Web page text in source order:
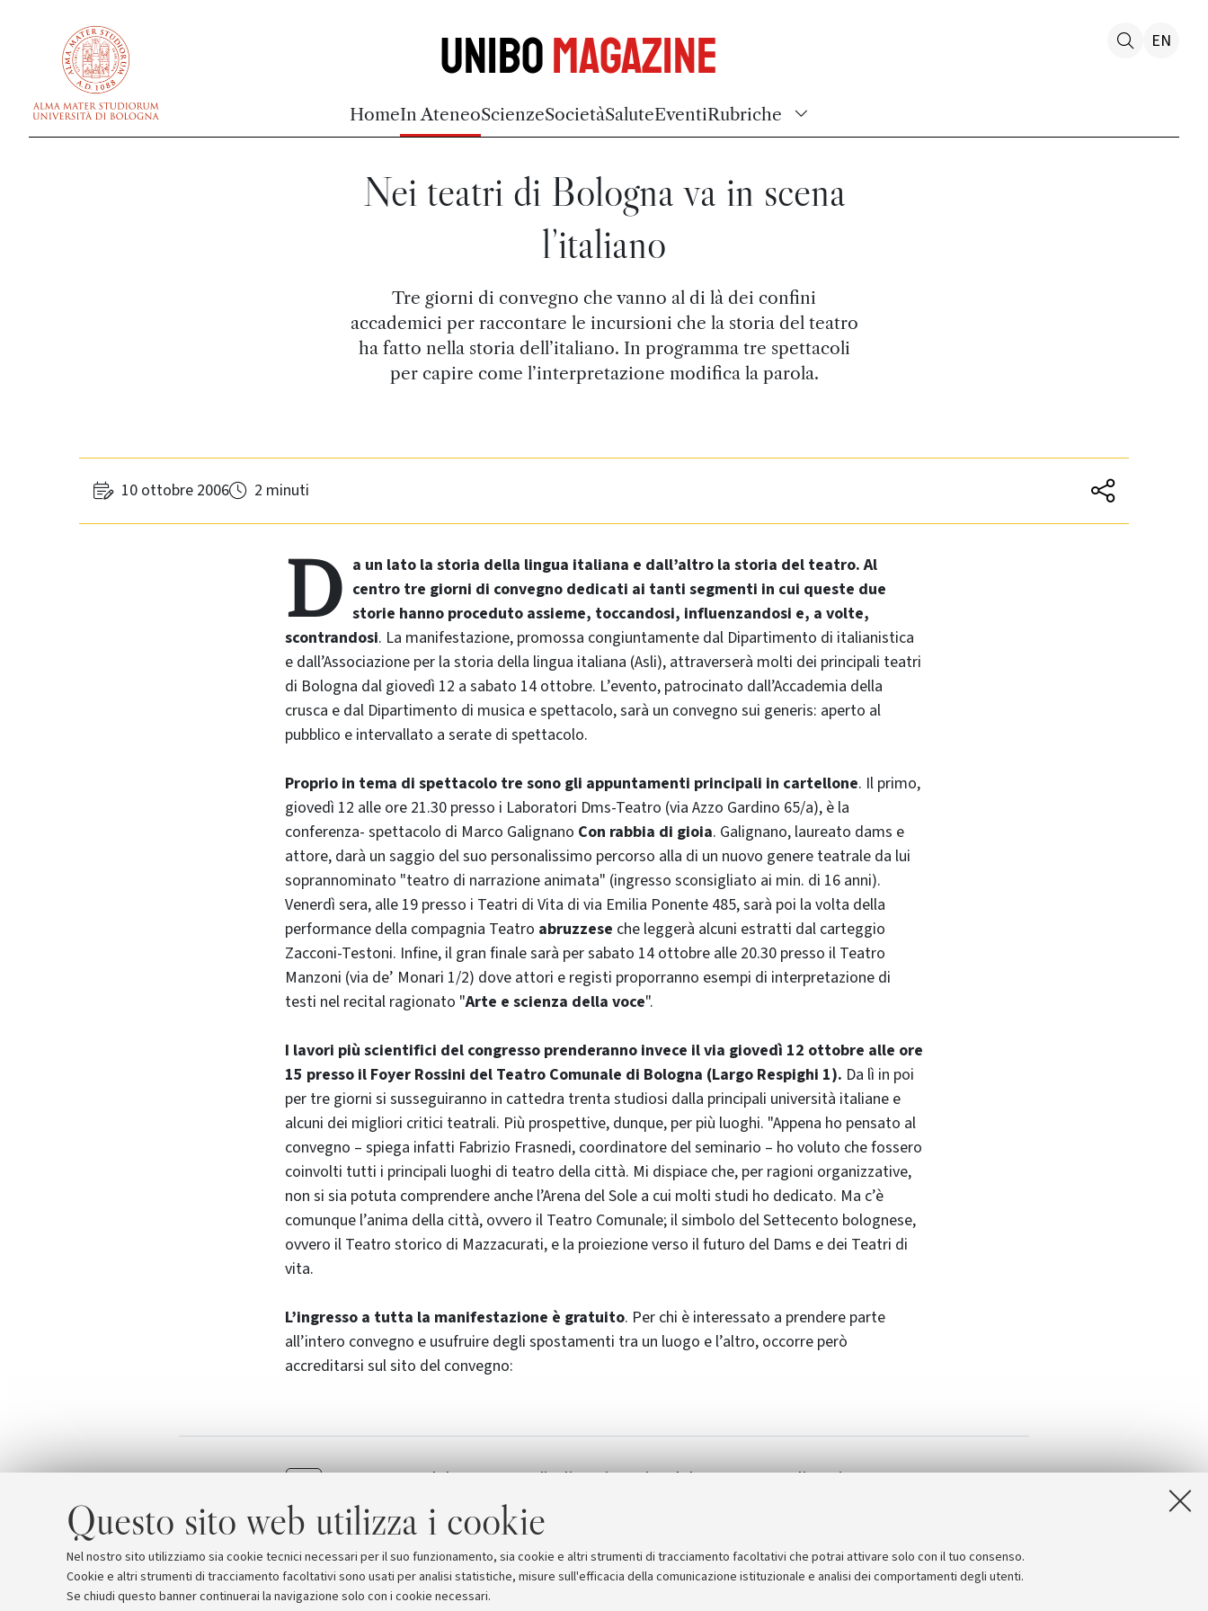
Questo sito web utilizza i cookie
Nel nostro sito utilizziamo sia cookie tecnici necessari per il suo funzionamento, sia cookie e altri strumenti di tracciamento facoltativi che potrai attivare solo con il tuo consenso.
Cookie e altri strumenti di tracciamento facoltativi sono usati per analisi statistiche, misure sull'efficacia della comunicazione istituzionale e analisi dei comportamenti degli utenti.
Se chiudi questo banner continuerai la navigazione solo con i cookie necessari.
UniboMagazine
HomeIn AteneoScienzeSocietàSaluteEventiRubriche
EN
Nei teatri di Bologna va in scena
l’italiano
Tre giorni di convegno che vanno al di là dei confini
accademici per raccontare le incursioni che la storia del teatro
ha fatto nella storia dell’italiano. In programma tre spettacoli
per capire come l’interpretazione modifica la parola.
10 ottobre 2006 2 minuti
D a un lato la storia della lingua italiana e dall’altro la storia del teatro. Al
centro tre giorni di convegno dedicati ai tanti segmenti in cui queste due
storie hanno proceduto assieme, toccandosi, influenzandosi e, a volte,
scontrandosi. La manifestazione, promossa congiuntamente dal Dipartimento di italianistica
e dall’Associazione per la storia della lingua italiana (Asli), attraverserà molti dei principali teatri
di Bologna dal giovedì 12 a sabato 14 ottobre. L’evento, patrocinato dall’Accademia della
crusca e dal Dipartimento di musica e spettacolo, sarà un convegno sui generis: aperto al
pubblico e intervallato a serate di spettacolo.
Proprio in tema di spettacolo tre sono gli appuntamenti principali in cartellone. Il primo,
giovedì 12 alle ore 21.30 presso i Laboratori Dms-Teatro (via Azzo Gardino 65/a), è la
conferenza- spettacolo di Marco Galignano Con rabbia di gioia. Galignano, laureato dams e
attore, darà un saggio del suo personalissimo percorso alla di un nuovo genere teatrale da lui
soprannominato "teatro di narrazione animata" (ingresso sconsigliato ai min. di 16 anni).
Venerdì sera, alle 19 presso i Teatri di Vita di via Emilia Ponente 485, sarà poi la volta della
performance della compagnia Teatro abruzzese che leggerà alcuni estratti dal carteggio
Zacconi-Testoni. Infine, il gran finale sarà per sabato 14 ottobre alle 20.30 presso il Teatro
Manzoni (via de’ Monari 1/2) dove attori e registi proporranno esempi di interpretazione di
testi nel recital ragionato "Arte e scienza della voce".
I lavori più scientifici del congresso prenderanno invece il via giovedì 12 ottobre alle ore
15 presso il Foyer Rossini del Teatro Comunale di Bologna (Largo Respighi 1). Da lì in poi
per tre giorni si susseguiranno in cattedra trenta studiosi dalla principali università italiane e
alcuni dei migliori critici teatrali. Più prospettive, dunque, per più luoghi. "Appena ho pensato al
convegno – spiega infatti Fabrizio Frasnedi, coordinatore del seminario – ho voluto che fossero
coinvolti tutti i principali luoghi di teatro della città. Mi dispiace che, per ragioni organizzative,
non si sia potuta comprendere anche l’Arena del Sole a cui molti studi ho dedicato. Ma c’è
comunque l’anima della città, ovvero il Teatro Comunale; il simbolo del Settecento bolognese,
ovvero il Teatro storico di Mazzacurati, e la proiezione verso il futuro del Dams e dei Teatri di
vita.
L’ingresso a tutta la manifestazione è gratuito. Per chi è interessato a prendere parte
all’intero convegno e usufruire degli spostamenti tra un luogo e l’altro, occorre però
accreditarsi sul sito del convegno:
Programma del convegno L'italiano in
scena
[18.6 KB]
Sito del convegno Italiano in scena